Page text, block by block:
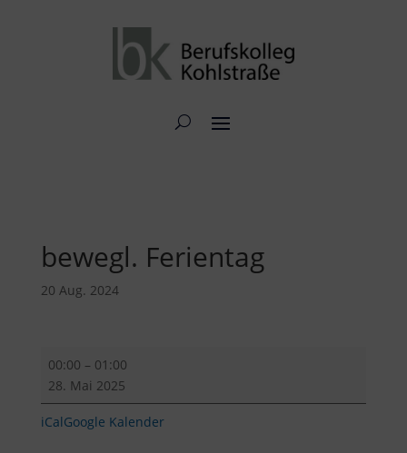
bewegl. Ferientag
20 Aug. 2024
bewegl.
Ferientag
00:00 – 01:00
28. Mai 2025
iCalGoogle Kalender